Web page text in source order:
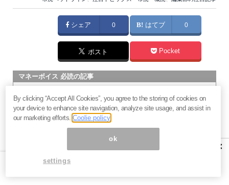
シェア 0 はてブ 0
ポスト Pocket
マネーボイス 必読の記事
将来性とリスク
過去最高益「サンリオ」は買いか？決算で見えた“強い事
業”と“脆い統治”の同居
村田製作所なぜ株価3.8倍急騰？AIデータセンター需要の期待
社
×
By clicking “Accept All Cookies”, you agree to the storing of cookies on
your device to enhance site navigation, analyze site usage, and assist in
our marketing efforts.Coolie policy
ok
settings